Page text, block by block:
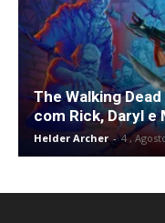
The Walking
com Rick, Daryl e
Helder Archer - 4 ,